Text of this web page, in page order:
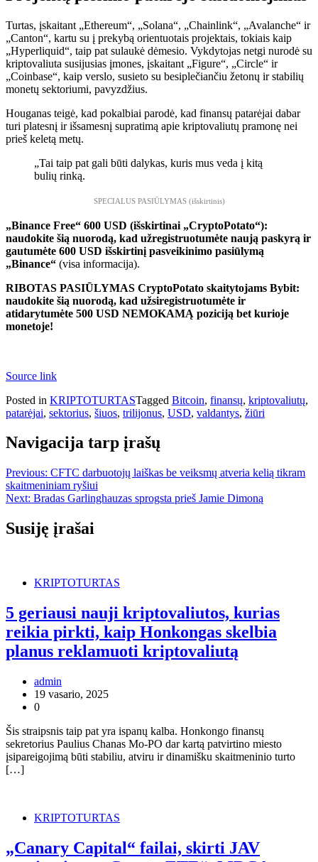
Turtas, įskaitant „Ethereum“, „Solana“, „Chainlink“, „Avalanche“ ir
„Canton“, kartu su į prekybą orientuotais projektais, tokiais kaip
„Hyperliquid“, taip pat sulaukė dėmesio. Vykdytojas netgi nurodė su
kriptovaliuta susijusias įmones, įskaitant „Figure“, „Circle“ ir
„Coinbase“, kaip verslo, susieto su besiplečiančiu žetonų ir stabilių
monetų sektoriumi, pavyzdžius.
Houganas teigė, kad pokalbiai parodė, kad finansų patarėjai dabar
turi platesnį ir išsamesnį supratimą apie kriptovaliutų pramonę nei
prieš keletą metų.
„Tai taip pat gali būti dalykas, kuris mus veda į kitą
bulių rinką.
SPECIALUS PASIŪLYMAS (išskirtinis)
„Binance Free“ 600 USD (išskirtinai „CryptoPotato“):
naudokite šią nuorodą, kad užregistruotumėte naują paskyrą ir
gautumėte 600 USD išskirtinį pasveikinimo pasiūlymą
„Binance“ (visa informacija).
RIBOTAS PASIŪLYMAS CryptoPotato skaitytojams Bybit:
naudokite šią nuorodą, kad užsiregistruotumėte ir
atidarytumėte 500 USD NEMOKAMĄ poziciją bet kurioje
monetoje!
Source link
Posted in KRIPTOTURTASTagged Bitcoin, finansų, kriptovaliutų,
patarėjai, sektorius, šiuos, trilijonus, USD, valdantys, žiūri
Navigacija tarp įrašų
Previous: CFTC darbuotojų laiškas be veiksmų atveria kelią tikram
skaitmeniniam ryšiui
Next: Bradas Garlinghauzas sprogsta prieš Jamie Dimoną
Susiję įrašai
KRIPTOTURTAS
5 geriausi nauji kriptovaliutos, kurias
reikia pirkti, kaip Honkongas skelbia
planus reklamuoti kriptovaliutą
admin
19 vasario, 2025
0
Šis straipsnis taip pat yra ispanų kalba. Honkongo finansų
sekretorius Paulius Chanas Mo-PO dar kartą patvirtino miesto
įsipareigojimą būti stabiliu, atviru ir dinamišku skaitmeninio turto
[…]
KRIPTOTURTAS
„Canary Capital“ failai, skirti JAV